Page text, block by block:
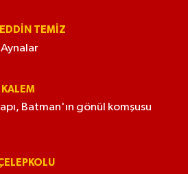
TEMIZ
Aynalar
Batman'ın gönül komşusu